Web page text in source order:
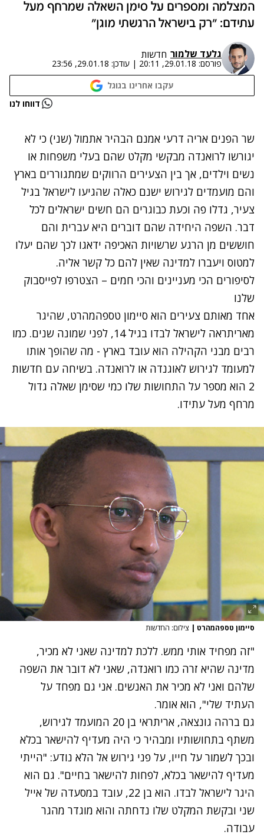
המצלמה ומספרים על סימן השאלה שמרחף מעל
עתידם: "רק בישראל הרגשתי מוגן"
גלעד שלמור חדשות
פורסם: 29.01.18, 20:11
| עודכן: 29.01.18, 23:56
עקבו אחרינו בגוגל
נתקלנו בבעיה דווחו לנו
שר הפנים אריה דרעי אמנם הבהיר אתמול (שני) כי לא
יגורשו לרואנדה מבקשי מקלט שהם בעלי משפחות או
נשים וילדים, אך בין הצעירים הרווקים שמתגוררים בארץ
והם מועמדים לגירוש ישנם כאלה שהגיעו לישראל בגיל
צעיר, גדלו פה וכעת כבוגרים הם חשים ישראלים לכל
דבר. השפה היחידה שהם דוברים היא עברית והם
חוששים מן הרגע שרשויות האכיפה ידאגו לכך שהם יעלו
למטוס ויעברו למדינה שאין להם כל קשר אליה.
לסיפורים הכי מעניינים והכי חמים – הצטרפו לפייסבוק
שלנו
אחד מאותם צעירים הוא סיימון טספהמהרט, שהיגר
מאריתראה לישראל לבדו בגיל 14, לפני שמונה שנים. כמו
רבים מבני הקהילה הוא עובד בארץ - מה שהופך אותו
למעומד לגירוש לאוגנדה או לרואנדה. בשיחה עם חדשות
2 הוא מספר על התחושות שלו כמי שסימן שאלה גדול
מרחף מעל עתידו.
סיימון טספהמהרט | צילום: החדשות
"זה מפחיד אותי ממש. ללכת למדינה שאני לא מכיר,
מדינה שהיא זרה כמו רואנדה, שאני לא דובר את השפה
שלהם ואני לא מכיר את האנשים. אני גם מפחד על
העתיד שלי", הוא אומר.
גם ברהה גונצאה, אריתראי בן 20 המועמד לגירוש,
משתף בתחושותיו ומבהיר כי היה מעדיף להישאר בכלא
ובכך לשמור על חייו, על פני גירוש אל הלא נודע: "הייתי
מעדיף להישאר בכלא, לפחות להישאר בחיים". גם הוא
היגר לישראל לבדו. הוא בן 22, עובד במסעדה של אייל
שני ובקשת המקלט שלו נדחתה והוא מוגדר מהגר
עבודה.